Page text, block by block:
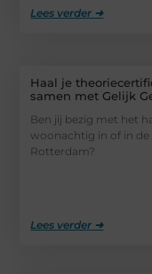
Lees verder ➜
Haal je
samen met Gelijk
Ben jij bezig met het
woonachtig in of in
Rotterdam?
Lees verder ➜